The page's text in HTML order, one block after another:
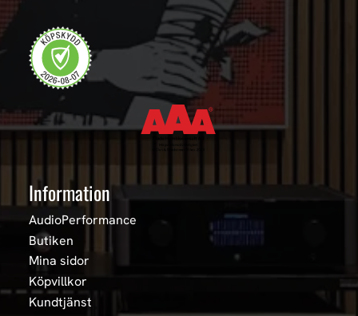
Information
AudioPerformance
Butiken
Mina sidor
Köpvillkor
Kundtjänst